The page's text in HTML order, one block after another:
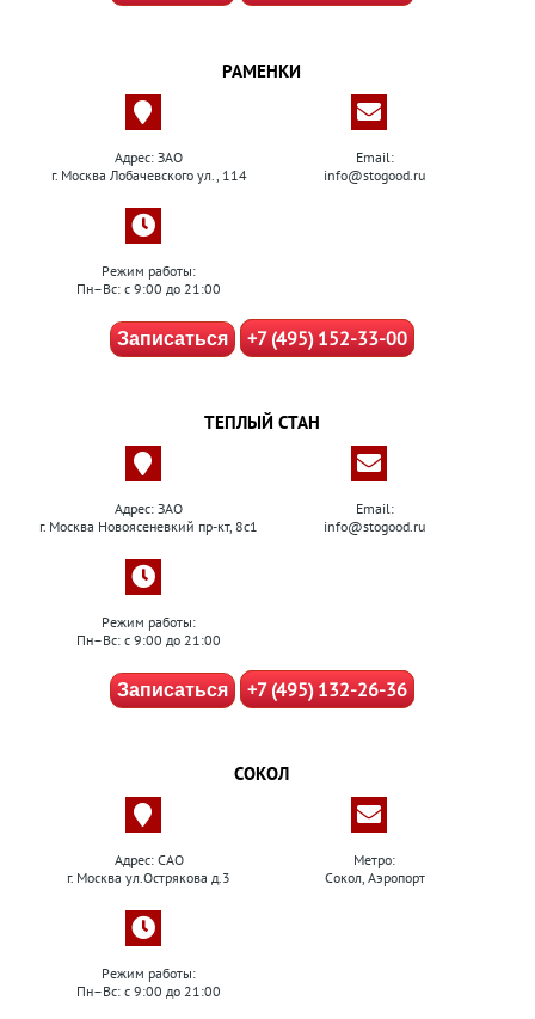
РАМЕНКИ
Адрес: ЗАО
г. Москва Лобачевского ул., 114
Email:
info@stogood.ru
Режим работы:
Пн–Вс: с 9:00 до 21:00
Записаться +7 (495) 152-33-00
ТЕПЛЫЙ СТАН
Адрес: ЗАО
г. Москва Новоясеневкий пр-кт, 8с1
Email:
info@stogood.ru
Режим работы:
Пн–Вс: с 9:00 до 21:00
Записаться +7 (495) 132-26-36
СОКОЛ
Адрес: САО
г. Москва ул.Острякова д.3
Метро:
Сокол, Аэропорт
Режим работы:
Пн–Вс: с 9:00 до 21:00